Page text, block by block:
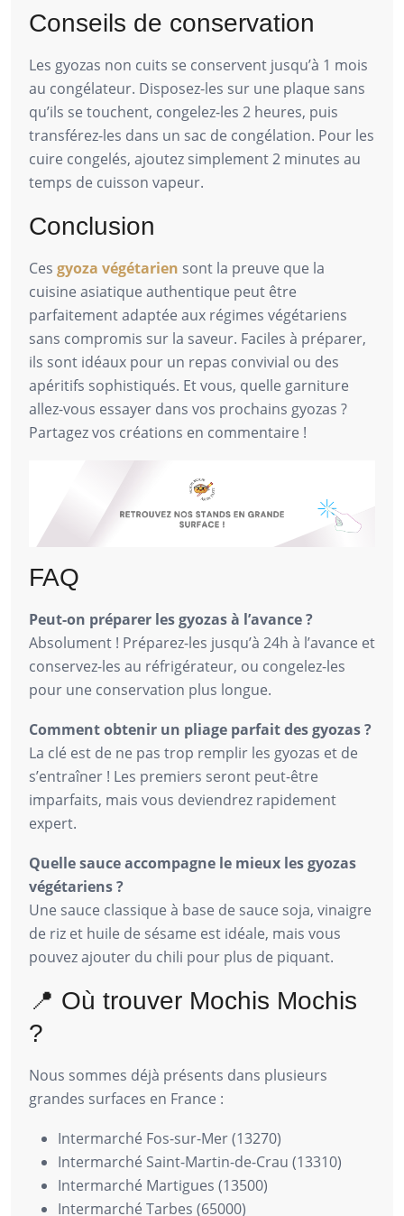
Conseils de conservation
Les gyozas non cuits se conservent jusqu’à 1 mois
au congélateur. Disposez-les sur une plaque sans
qu’ils se touchent, congelez-les 2 heures, puis
transférez-les dans un sac de congélation. Pour les
cuire congelés, ajoutez simplement 2 minutes au
temps de cuisson vapeur.
Conclusion
Ces gyoza végétarien sont la preuve que la
cuisine asiatique authentique peut être
parfaitement adaptée aux régimes végétariens
sans compromis sur la saveur. Faciles à préparer,
ils sont idéaux pour un repas convivial ou des
apéritifs sophistiqués. Et vous, quelle garniture
allez-vous essayer dans vos prochains gyozas ?
Partagez vos créations en commentaire !
FAQ
Peut-on préparer les gyozas à l’avance ?
Absolument ! Préparez-les jusqu’à 24h à l’avance et
conservez-les au réfrigérateur, ou congelez-les
pour une conservation plus longue.
Comment obtenir un pliage parfait des gyozas ?
La clé est de ne pas trop remplir les gyozas et de
s’entraîner ! Les premiers seront peut-être
imparfaits, mais vous deviendrez rapidement
expert.
Quelle sauce accompagne le mieux les gyozas
végétariens ?
Une sauce classique à base de sauce soja, vinaigre
de riz et huile de sésame est idéale, mais vous
pouvez ajouter du chili pour plus de piquant.
📍 Où trouver Mochis Mochis
?
Nous sommes déjà présents dans plusieurs
grandes surfaces en France :
Intermarché Fos-sur-Mer (13270)
Intermarché Saint-Martin-de-Crau (13310)
Intermarché Martigues (13500)
Intermarché Tarbes (65000)